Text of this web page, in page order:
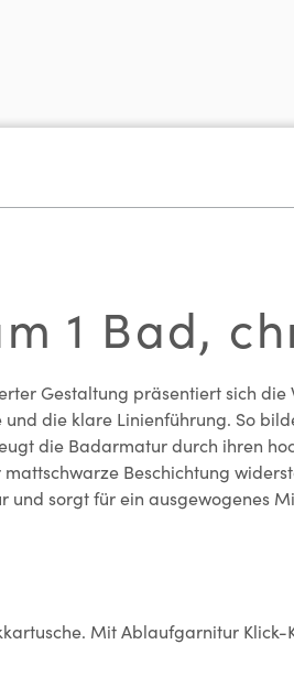
1 Bad,
Gestaltung präsentiert sich
die klare Linienführung. So
die Badarmatur durch ihren
Beschichtung
und sorgt für ein ausgewogenes
Mit Ablaufgarnitur